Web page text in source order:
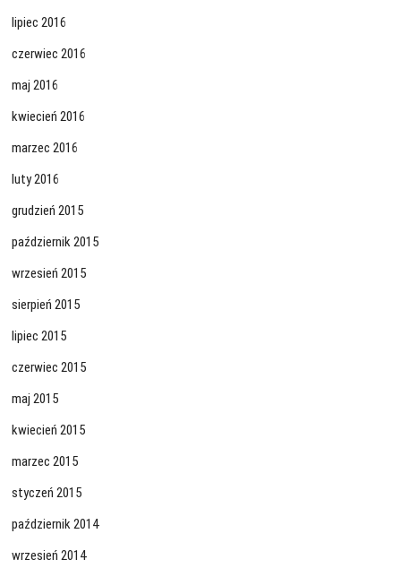
lipiec 2016
czerwiec 2016
maj 2016
kwiecień 2016
marzec 2016
luty 2016
grudzień 2015
październik 2015
wrzesień 2015
sierpień 2015
lipiec 2015
czerwiec 2015
maj 2015
kwiecień 2015
marzec 2015
styczeń 2015
październik 2014
wrzesień 2014